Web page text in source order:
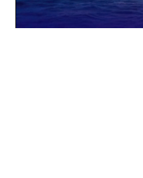
0%
0%